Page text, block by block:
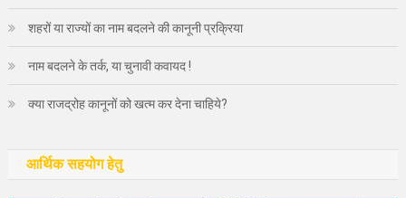
शहरों या राज्यों का नाम बदलने की कानूनी प्रक्रिया
नाम बदलने के तर्क, या चुनावी कवायद !
क्या राजद्रोह कानूनों को खत्म कर देना चाहिये?
आर्थिक सहयोग हेतु